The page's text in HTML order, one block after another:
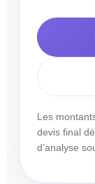
Les
devis final
d’analyse